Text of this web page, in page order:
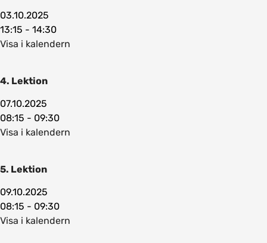
03.10.2025
13:15 - 14:30
Visa i kalendern
4. Lektion
07.10.2025
08:15 - 09:30
Visa i kalendern
5. Lektion
09.10.2025
08:15 - 09:30
Visa i kalendern